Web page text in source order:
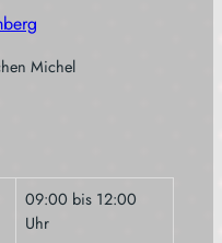
Michel
09:00 bis 12:00
Uhr